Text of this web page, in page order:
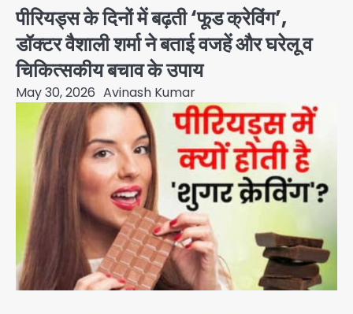
पीरियड्स के दिनों में बढ़ती ‘फूड क्रेविंग’,
डॉक्टर वैशाली शर्मा ने बताई वजहें और घरेलू व
चिकित्सकीय बचाव के उपाय
May 30, 2026 Avinash Kumar